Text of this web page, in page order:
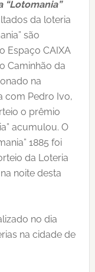
“Lotomania”
da loteria
são
Espaço CAIXA
Caminhão da
na
com Pedro Ivo,
o prêmio
acumulou. O
1885 foi
da Loteria
noite desta
no dia
na cidade de